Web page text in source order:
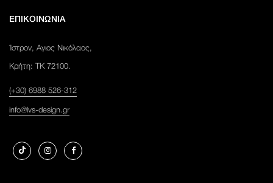
ΕΠΙΚΟΙΝΩΝΙΑ
Ίστρον, Αγιος Νικόλαος,
Κρήτη: ΤΚ 72100.
(+30) 6988 526-312
info@lvs-design.gr